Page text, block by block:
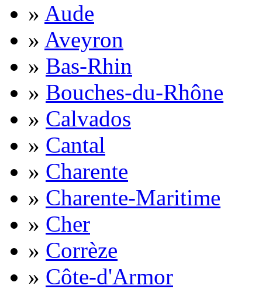
» Aude
» Aveyron
» Bas-Rhin
» Bouches-du-Rhône
» Calvados
» Cantal
» Charente
» Charente-Maritime
» Cher
» Corrèze
» Côte-d'Armor